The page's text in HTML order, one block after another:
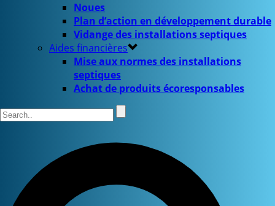
Noues
Plan d’action en développement durable
Vidange des installations septiques
Aides financières
Mise aux normes des installations
septiques
Achat de produits écoresponsables